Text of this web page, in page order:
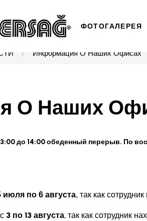
ФОТОГАЛЕРЕЯ
Информация О Наших Офисах
О Наших
до 14:00 обеденный перерыв. По
июля по 6 августа, так как
3 по 13 августа, так как сотрудник